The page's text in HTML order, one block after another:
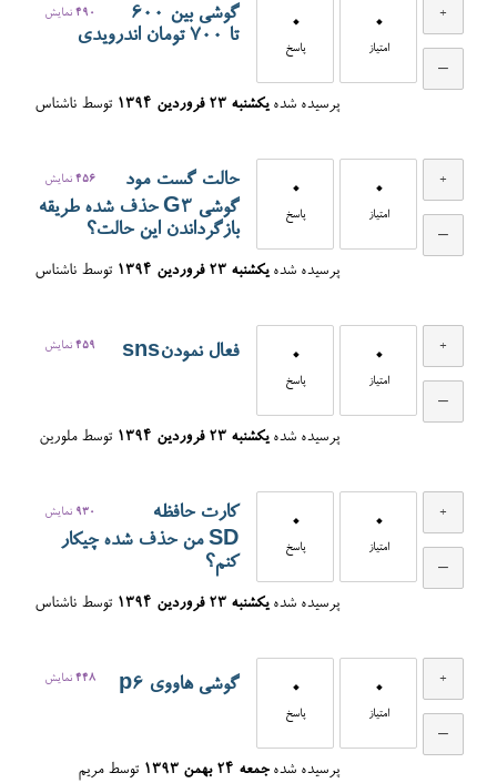
0
امتیاز
0
پاسخ
490 نمایش
گوشی بین 600
تا 700 تومان اندرویدی
پرسیده شده یکشنبه ۲۳ فروردین ۱۳۹۴ توسط ناشناس
0
امتیاز
0
پاسخ
456 نمایش
حالت گست مود
گوشی G3 حذف شده طریقه
بازگرداندن این حالت؟
پرسیده شده یکشنبه ۲۳ فروردین ۱۳۹۴ توسط ناشناس
0
امتیاز
0
پاسخ
459 نمایش فعال نمودنsns
پرسیده شده یکشنبه ۲۳ فروردین ۱۳۹۴ توسطملورين
0
امتیاز
0
پاسخ
930 نمایش
کارت حافظه
SD من حذف شده چیکار
کنم؟
پرسیده شده یکشنبه ۲۳ فروردین ۱۳۹۴ توسط ناشناس
0
امتیاز
0
پاسخ
448 نمایش گوشی هاووی p6
پرسیده شده جمعه ۲۴ بهمن ۱۳۹۳ توسطمریم